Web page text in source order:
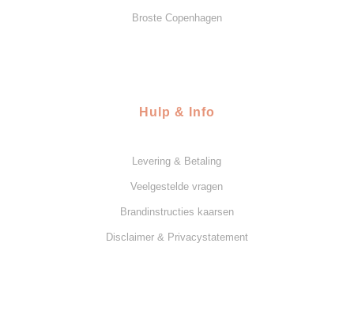
Broste Copenhagen
Hulp & Info
Levering & Betaling
Veelgestelde vragen
Brandinstructies kaarsen
Disclaimer & Privacystatement